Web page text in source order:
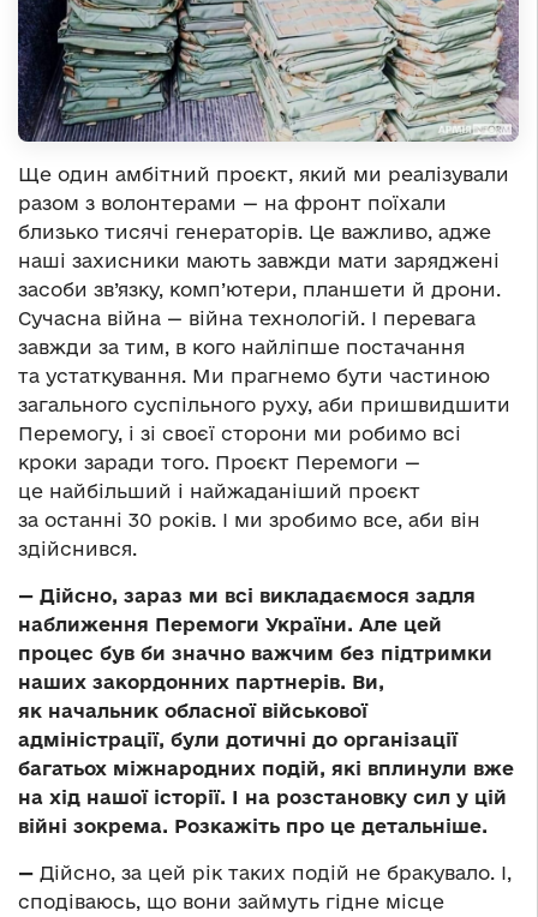
Ще один амбітний проєкт, який ми реалізували
разом з волонтерами — на фронт поїхали
близько тисячі генераторів. Це важливо, адже
наші захисники мають завжди мати заряджені
засоби зв’язку, комп’ютери, планшети й дрони.
Сучасна війна — війна технологій. І перевага
завжди за тим, в кого найліпше постачання
та устаткування. Ми прагнемо бути частиною
загального суспільного руху, аби пришвидшити
Перемогу, і зі своєї сторони ми робимо всі
кроки заради того. Проєкт Перемоги —
це найбільший і найжаданіший проєкт
за останні 30 років. І ми зробимо все, аби він
здійснився.
— Дійсно, зараз ми всі викладаємося задля
наближення Перемоги України. Але цей
процес був би значно важчим без підтримки
наших закордонних партнерів. Ви,
як начальник обласної військової
адміністрації, були дотичні до організації
багатьох міжнародних подій, які вплинули вже
на хід нашої історії. І на розстановку сил у цій
війні зокрема. Розкажіть про це детальніше.
— Дійсно, за цей рік таких подій не бракувало. І,
сподіваюсь, що вони займуть гідне місце